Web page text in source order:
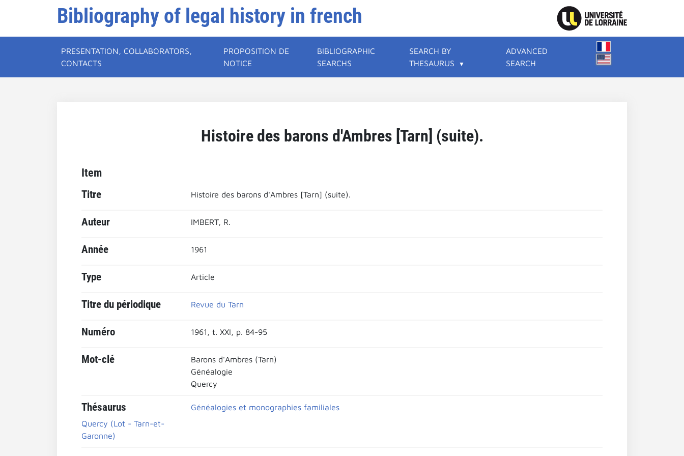
Bibliography of legal history in french
PRESENTATION, COLLABORATORS,
CONTACTS
PROPOSITION DE
NOTICE
BIBLIOGRAPHIC
SEARCHS
SEARCH BY
THESAURUS
ADVANCED
SEARCH
Histoire des barons d'Ambres [Tarn] (suite).
Item
Titre Histoire des barons d'Ambres [Tarn] (suite).
Auteur IMBERT, R.
Année 1961
Type Article
Titre du périodique Revue du Tarn
Numéro 1961, t. XXI, p. 84-95
Mot-clé
Barons d'Ambres (Tarn)
Généalogie
Quercy
Thésaurus
Généalogies et monographies familiales
Quercy (Lot - Tarn-et-
Garonne)